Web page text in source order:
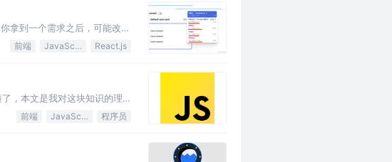
拿到一个需求之后，可能改起
前端 JavaScript React.js
，本文是我对这块知识的理
前端 JavaScript 程序员